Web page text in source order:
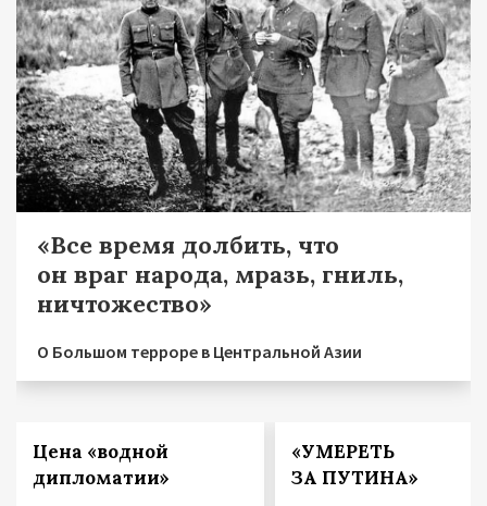
«Все время долбить, что
он враг народа, мразь, гниль,
ничтожество»
О Большом терроре в Центральной Азии
Цена «водной
дипломатии»
«УМЕРЕТЬ
ЗА ПУТИНА»